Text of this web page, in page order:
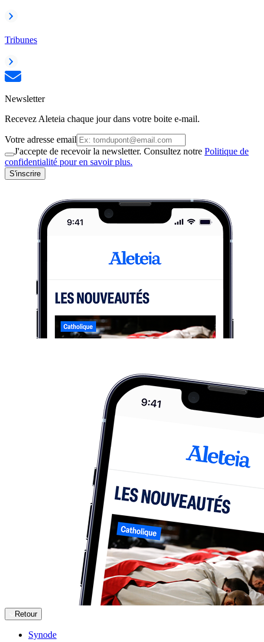
Tribunes
Newsletter
Recevez Aleteia chaque jour dans votre boite e-mail.
Votre adresse email
J'accepte de recevoir la newsletter. Consultez notre Politique de
confidentialité pour en savoir plus.
S'inscrire
Retour
Synode